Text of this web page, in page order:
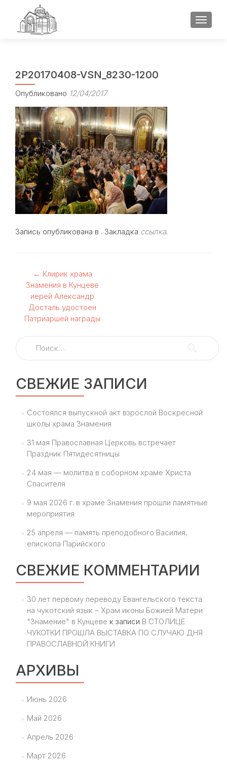
2P20170408-VSN_8230-1200
Опубликовано 12/04/2017
Запись опубликована в . Закладка ссылка.
Навигация
по
записям
← Клирик храма
Знамения в Кунцеве
иерей Александр
Досталь удостоен
Патриаршей награды
Найти:
СВЕЖИЕ ЗАПИСИ
Состоялся выпускной акт взрослой Воскресной
школы храма Знамения
31 мая Православная Церковь встречает
Праздник Пятидесятницы
24 мая — молитва в соборном храме Христа
Спасителя
9 мая 2026 г. в храме Знамения прошли памятные
мероприятия
25 апреля — память преподобного Василия,
епископа Парийского
СВЕЖИЕ КОММЕНТАРИИ
30 лет первому переводу Евангельского текста
на чукотский язык – Храм иконы Божией Матери
"Знамение" в Кунцеве к записи В СТОЛИЦЕ
ЧУКОТКИ ПРОШЛА ВЫСТАВКА ПО СЛУЧАЮ ДНЯ
ПРАВОСЛАВНОЙ КНИГИ
АРХИВЫ
Июнь 2026
Май 2026
Апрель 2026
Март 2026